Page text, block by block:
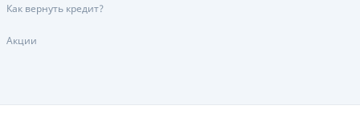
Как вернуть кредит?
Акции